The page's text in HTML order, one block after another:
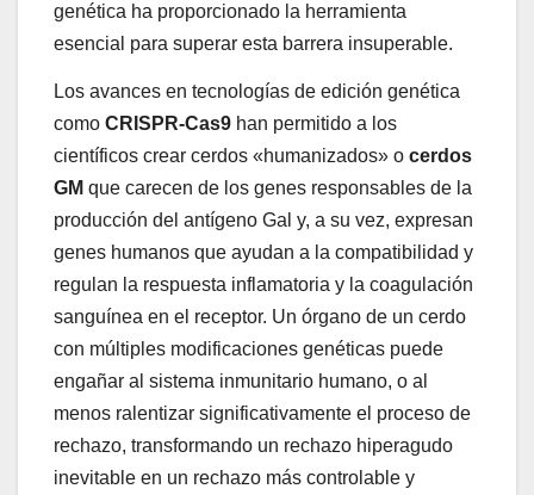
genética ha proporcionado la herramienta
esencial para superar esta barrera insuperable.
Los avances en tecnologías de edición genética
como CRISPR-Cas9 han permitido a los
científicos crear cerdos «humanizados» o cerdos
GM que carecen de los genes responsables de la
producción del antígeno Gal y, a su vez, expresan
genes humanos que ayudan a la compatibilidad y
regulan la respuesta inflamatoria y la coagulación
sanguínea en el receptor. Un órgano de un cerdo
con múltiples modificaciones genéticas puede
engañar al sistema inmunitario humano, o al
menos ralentizar significativamente el proceso de
rechazo, transformando un rechazo hiperagudo
inevitable en un rechazo más controlable y